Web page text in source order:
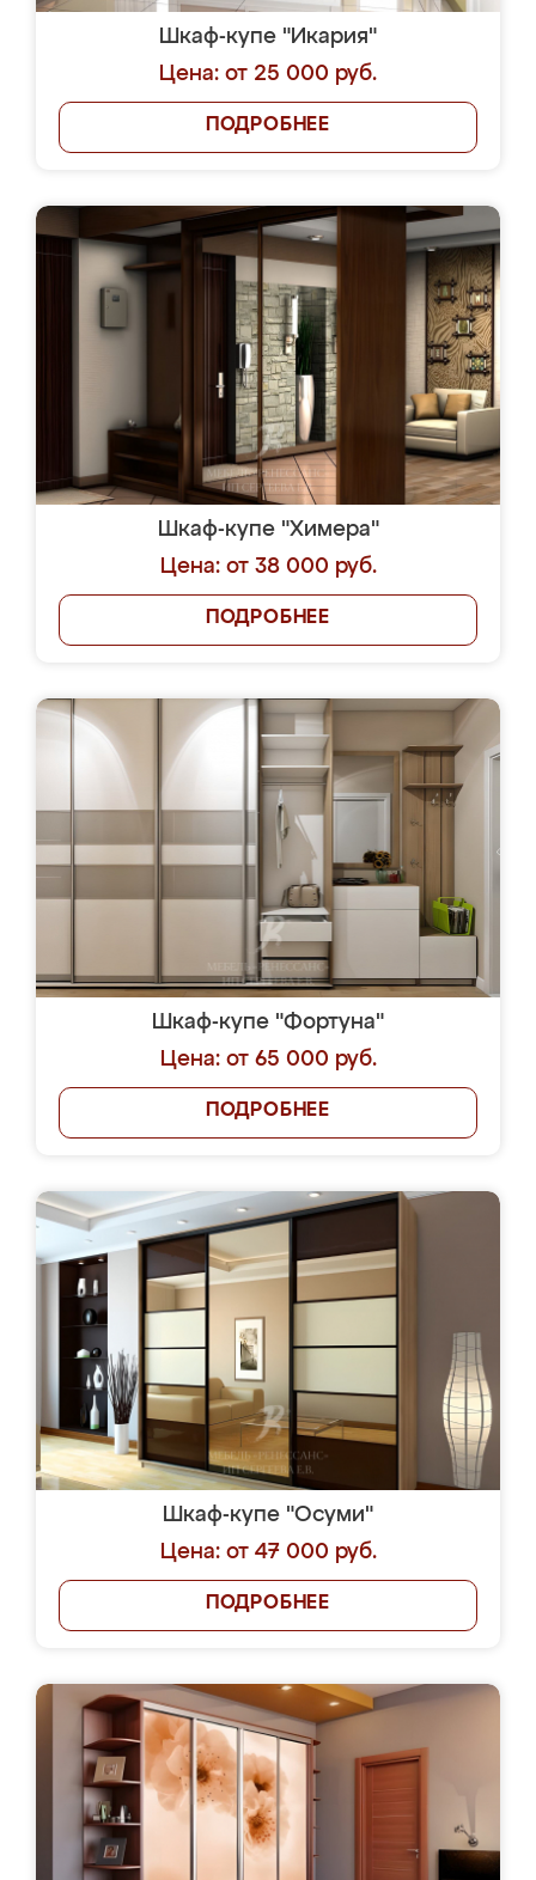
Шкаф-купе "Икария"
Цена: от 25 000 руб.
ПОДРОБНЕЕ
Шкаф-купе "Химера"
Цена: от 38 000 руб.
ПОДРОБНЕЕ
Шкаф-купе "Фортуна"
Цена: от 65 000 руб.
ПОДРОБНЕЕ
Шкаф-купе "Осуми"
Цена: от 47 000 руб.
ПОДРОБНЕЕ